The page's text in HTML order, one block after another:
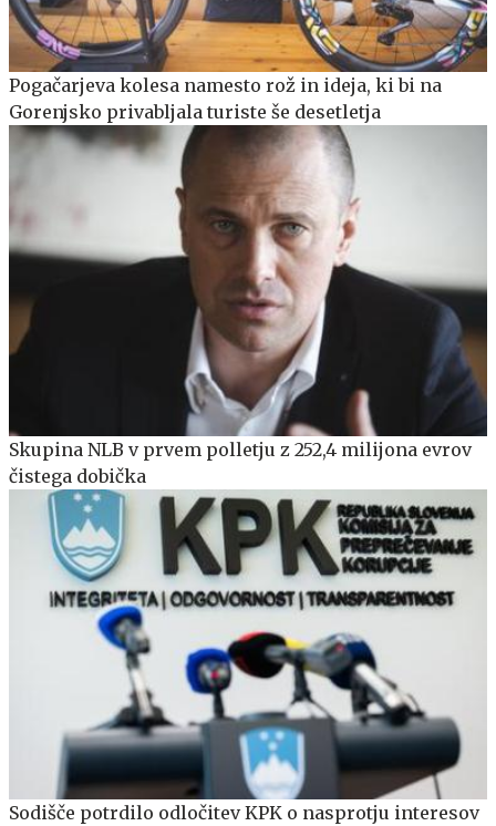
Pogačarjeva kolesa namesto rož in ideja, ki bi na
Gorenjsko privabljala turiste še desetletja
Skupina NLB v prvem polletju z 252,4 milijona evrov
čistega dobička
Sodišče potrdilo odločitev KPK o nasprotju interesov